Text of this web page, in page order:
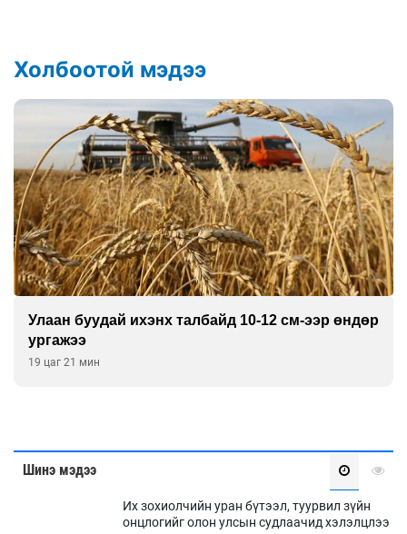
Холбоотой мэдээ
Улаан буудай ихэнх талбайд 10-12 см-ээр өндөр
ургажээ
19 цаг 21 мин
Шинэ мэдээ
Их зохиолчийн уран бүтээл, туурвил зүйн
онцлогийг олон улсын судлаачид хэлэлцлээ